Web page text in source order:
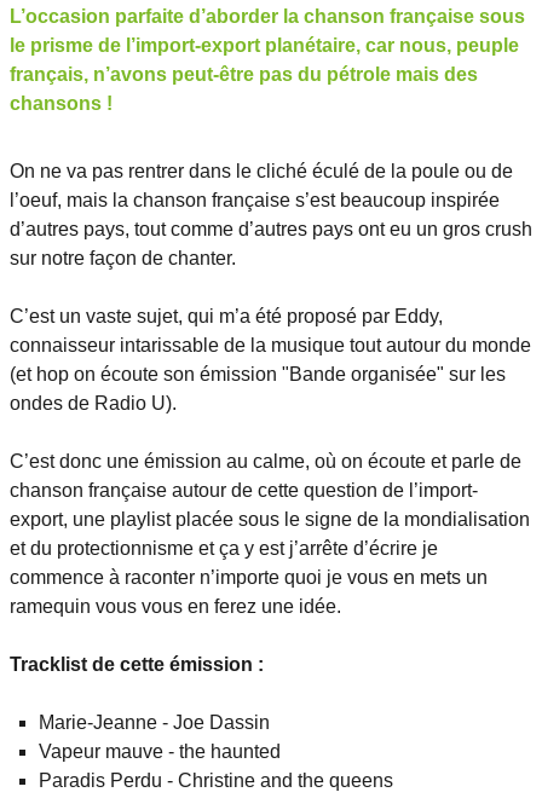
L’occasion parfaite d’aborder la chanson française sous
le prisme de l’import-export planétaire, car nous, peuple
français, n’avons peut-être pas du pétrole mais des
chansons !
On ne va pas rentrer dans le cliché éculé de la poule ou de
l’oeuf, mais la chanson française s’est beaucoup inspirée
d’autres pays, tout comme d’autres pays ont eu un gros crush
sur notre façon de chanter.
C’est un vaste sujet, qui m’a été proposé par Eddy,
connaisseur intarissable de la musique tout autour du monde
(et hop on écoute son émission "Bande organisée" sur les
ondes de Radio U).
C’est donc une émission au calme, où on écoute et parle de
chanson française autour de cette question de l’import-
export, une playlist placée sous le signe de la mondialisation
et du protectionnisme et ça y est j’arrête d’écrire je
commence à raconter n’importe quoi je vous en mets un
ramequin vous vous en ferez une idée.
Tracklist de cette émission :
Marie-Jeanne - Joe Dassin
Vapeur mauve - the haunted
Paradis Perdu - Christine and the queens